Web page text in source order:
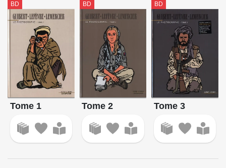
BD
Tome 1
BD
Tome 2
BD
Tome 3